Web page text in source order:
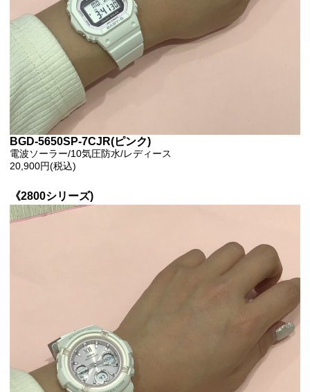
BGD-5650SP-7CJR(ピンク)
電波ソーラー/10気圧防水/レディース
20,900円(税込)
《2800シリーズ)